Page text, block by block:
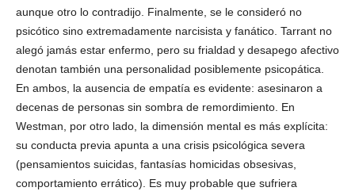
aunque otro lo contradijo. Finalmente, se le consideró no
psicótico sino extremadamente narcisista y fanático. Tarrant no
alegó jamás estar enfermo, pero su frialdad y desapego afectivo
denotan también una personalidad posiblemente psicopática.
En ambos, la ausencia de empatía es evidente: asesinaron a
decenas de personas sin sombra de remordimiento. En
Westman, por otro lado, la dimensión mental es más explícita:
su conducta previa apunta a una crisis psicológica severa
(pensamientos suicidas, fantasías homicidas obsesivas,
comportamiento errático). Es muy probable que sufriera